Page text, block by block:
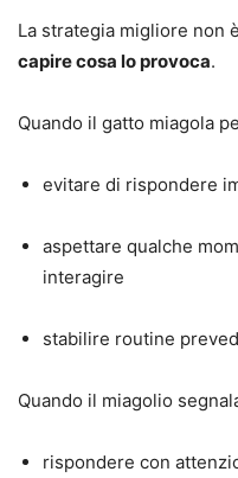
La strategia migliore non
capire cosa lo provoca.
Quando il gatto miagola
evitare di rispondere
aspettare qualche
interagire
stabilire routine
Quando il miagolio
rispondere con